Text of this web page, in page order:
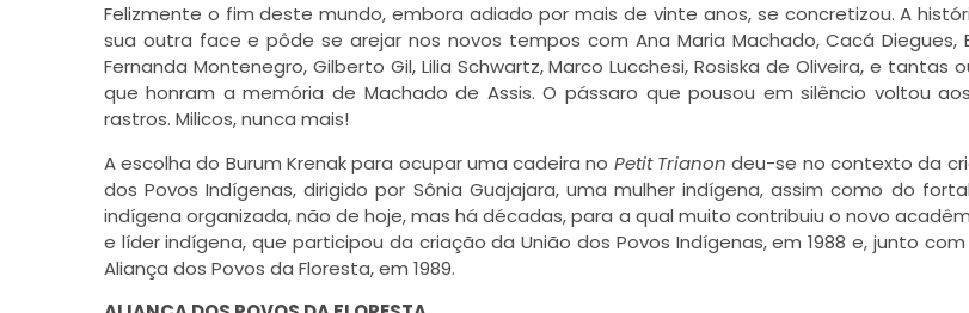
Felizmente o fim deste mundo, embora adiado por mais de vinte anos, se concretizou. A
sua outra face e pôde se arejar nos novos tempos com Ana Maria Machado, Cacá Diegues,
Fernanda Montenegro, Gilberto Gil, Lilia Schwartz, Marco Lucchesi, Rosiska de Oliveira, e tantas
que honram a memória de Machado de Assis. O pássaro que pousou em silêncio voltou
rastros. Milicos, nunca mais!
A escolha do Burum Krenak para ocupar uma cadeira no Petit Trianon deu-se no contexto da
dos Povos Indígenas, dirigido por Sônia Guajajara, uma mulher indígena, assim como do
indígena organizada, não de hoje, mas há décadas, para a qual muito contribuiu o novo
e líder indígena, que participou da criação da União dos Povos Indígenas, em 1988 e, junto
Aliança dos Povos da Floresta, em 1989.